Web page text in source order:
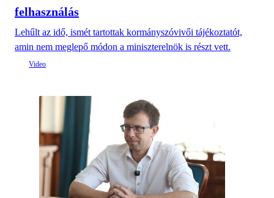
felhasználás
Lehűlt az idő, ismét tartottak kormányszóvivői tájékoztatót,
amin nem meglepő módon a miniszterelnök is részt vett.